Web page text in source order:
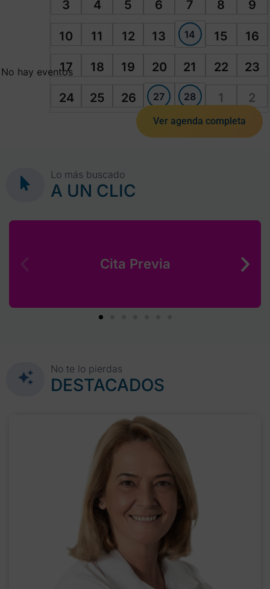
3 4 5 6 7 8 9
10 11 12 13 14 15 16
17 18 19 20 21 22 23
24 25 26 27 28 1 2
No hay eventos
Ver agenda completa
Lo más buscado
A UN CLIC
Cita Previa
No te lo pierdas
DESTACADOS